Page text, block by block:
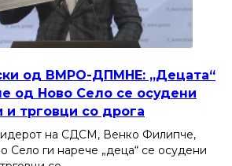
од ВМРО-ДПМНЕ: „Децата“
од Ново Село се осудени
и трговци со дрога
на СДСМ, Венко Филипче,
Село ги нарече „деца“ се осудени